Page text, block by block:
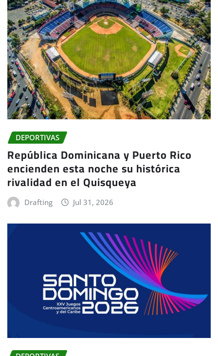
DEPORTIVAS
República Dominicana y Puerto Rico
encienden esta noche su histórica
rivalidad en el Quisqueya
Drafting Jul 31, 2026